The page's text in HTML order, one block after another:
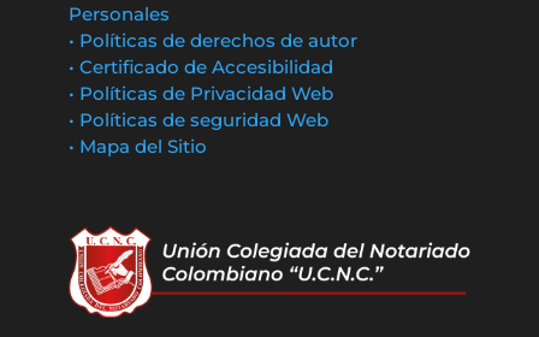
Personales
• Políticas de derechos de autor
• Certificado de Accesibilidad
• Políticas de Privacidad Web
• Políticas de seguridad Web
• Mapa del Sitio